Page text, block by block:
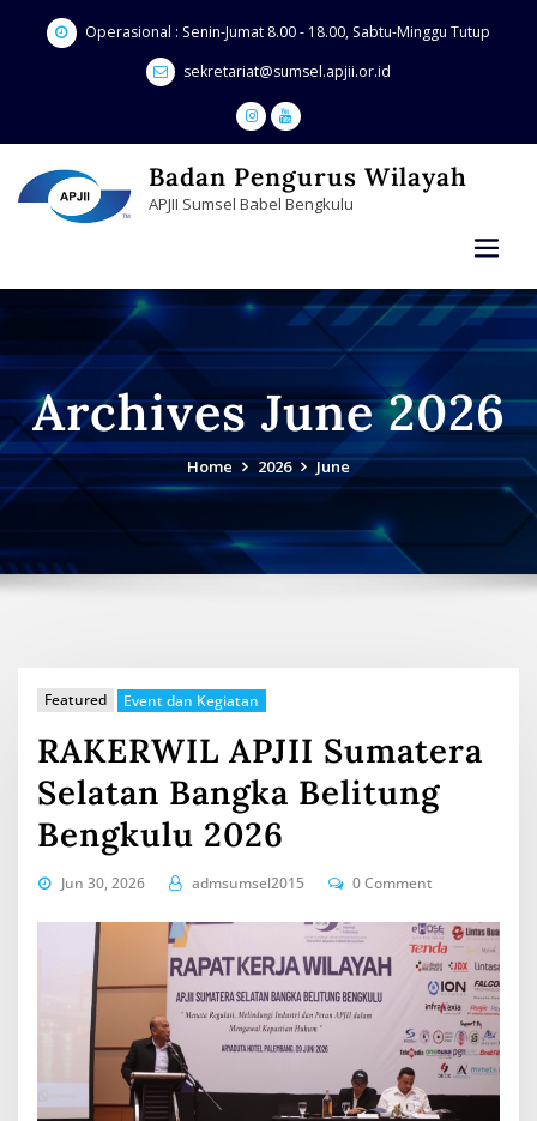
Operasional : Senin-Jumat 8.00 - 18.00, Sabtu-Minggu Tutup
sekretariat@sumsel.apjii.or.id
Badan Pengurus Wilayah
APJII Sumsel Babel Bengkulu
Archives June 2026
Home 2026 June
Featured Event dan Kegiatan
RAKERWIL APJII Sumatera
Selatan Bangka Belitung
Bengkulu 2026
Jun 30, 2026 admsumsel2015 0 Comment